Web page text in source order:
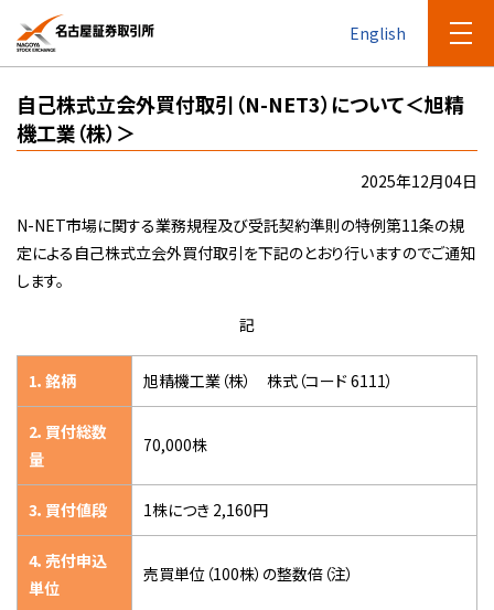
English
自己株式立会外買付取引（N-NET3）について＜旭精
機工業（株）＞
2025年12月04日
N-NET市場に関する業務規程及び受託契約準則の特例第11条の規
定による自己株式立会外買付取引を下記のとおり行いますのでご通知
します。
記
1．銘柄 旭精機工業（株） 株式（コード 6111）
2．買付総数
量
70,000株
3．買付値段 1株につき 2,160円
4．売付申込
単位
売買単位（100株）の整数倍（注）